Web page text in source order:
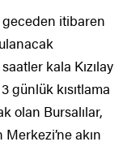
itibaren
kala Kızılay
günlük kısıtlama
olan Bursalılar,
Merkezi’ne akın